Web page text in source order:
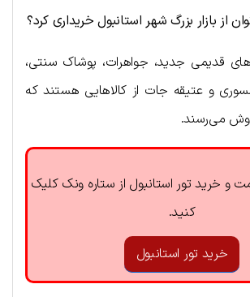
از بازار بزرگ شهر استانبول خریداری کرد؟
قدیمی جدید، جواهرات، پوشاک سنتی،
و عتیقه جات از کالاهایی هستند که
می‌‌رسند.
و خرید تور استانبول از ستاره ونک کلیک
کنید.
خرید تور استانبول